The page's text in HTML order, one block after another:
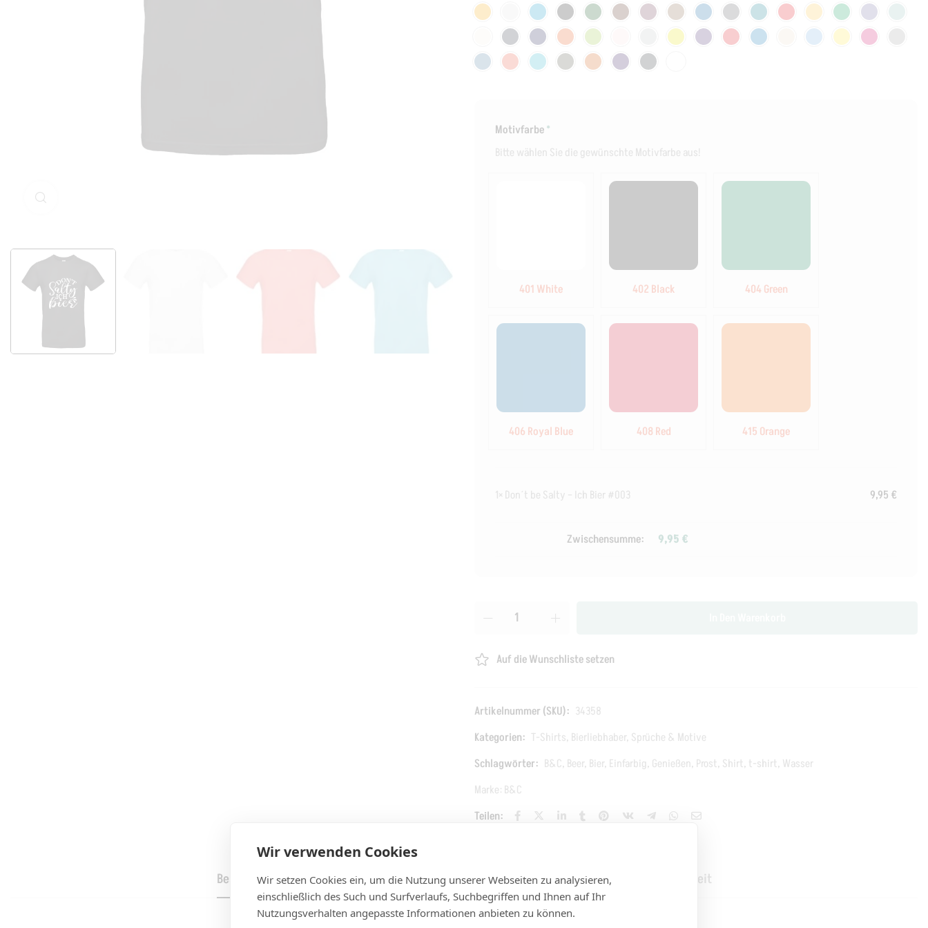
Motivfarbe*
Bitte wählen Sie die gewünschte Motivfarbe aus!
401 White 402 Black 404 Green
406 Royal Blue 408 Red 415 Orange
1× Don´t be Salty – Ich Bier #003 9,95 €
Zwischensumme: 9,95 €
Auf die Wunschliste setzen
Artikelnummer (SKU): 34358
Kategorien: T-Shirts, Bierliebhaber, Sprüche & Motive
Schlagwörter: B&C, Beer, Bier, Einfarbig, Genießen, Prost, Shirt, t-shirt, Wasser
Marke: B&C
Teilen:
Beschreibung Zusätzliche Information Rezensionen (0) FAQs Produktsicherheit
Wir verwenden Cookies
Wir setzen Cookies ein, um die Nutzung unserer Webseiten zu analysieren,
einschließlich des Such und Surfverlaufs, Suchbegriffen und Ihnen auf Ihr
Nutzungsverhalten angepasste Informationen anbieten zu können.